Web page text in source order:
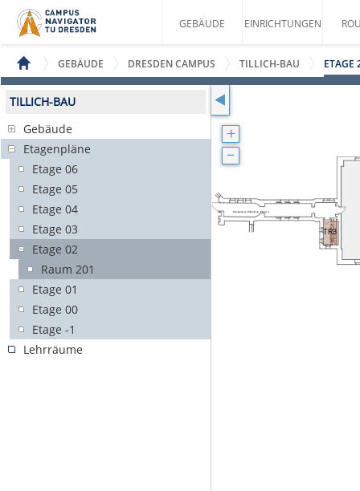
GEBÄUDE EINRICHTUNGEN
GEBÄUDE DRESDEN CAMPUS TILLICH-BAU ETAGE
TILLICH-BAU
Gebäude
Etagenpläne
Etage 06
Etage 05
Etage 04
Etage 03
Etage 02
Raum 201
Etage 01
Etage 00
Etage -1
Lehrräume